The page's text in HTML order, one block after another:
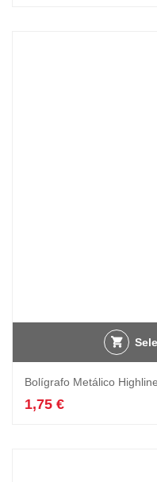
Bolígrafo Metálico
1,75 €